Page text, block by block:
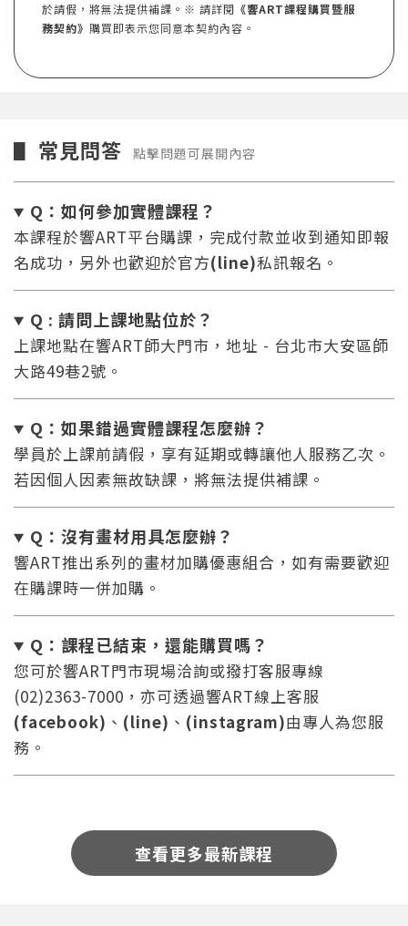
或 或
您將收到一封Email，請依照信件中的指示重新登
入。
系統偵測到您的帳號重複登入，
點擊下方「確定」將前一位使用者強制登出。
於請假，將無法提供補課。※ 請詳閱 《響ART課程購買暨服
務契約》 購買即表示您同意本契約內容。
▋ 常見問答 點擊問題可展開內容
Q：如何參加實體課程？
本課程於響ART平台購課，完成付款並收到通知即報
名成功，另外也歡迎於官方(line)私訊報名。
Q : 請問上課地點位於？
上課地點在響ART師大門市，地址 - 台北市大安區師
大路49巷2號。
Q：如果錯過實體課程怎麼辦？
學員於上課前請假，享有延期或轉讓他人服務乙次。
若因個人因素無故缺課，將無法提供補課。
Q：沒有畫材用具怎麼辦？
響ART推出系列的畫材加購優惠組合，如有需要歡迎
在購課時一併加購。
Q：課程已結束，還能購買嗎？
您可於響ART門市現場洽詢或撥打客服專線
(02)2363-7000，亦可透過響ART線上客服
(facebook) 、 (line) 、 (instagram)由專人為您服
務。
查看更多最新課程